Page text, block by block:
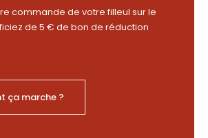
commande de votre filleul sur le
de 5 € de bon de réduction
ça marche ?